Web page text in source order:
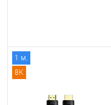
1 м.
8K